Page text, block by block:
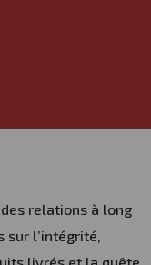
relations à long
l’intégrité,
livrés et la quête